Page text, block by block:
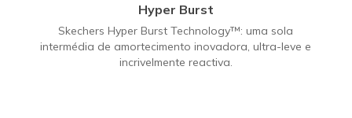
Hyper Burst
Skechers Hyper Burst Technology™: uma sola
intermédia de amortecimento inovadora, ultra-leve e
incrivelmente reactiva.